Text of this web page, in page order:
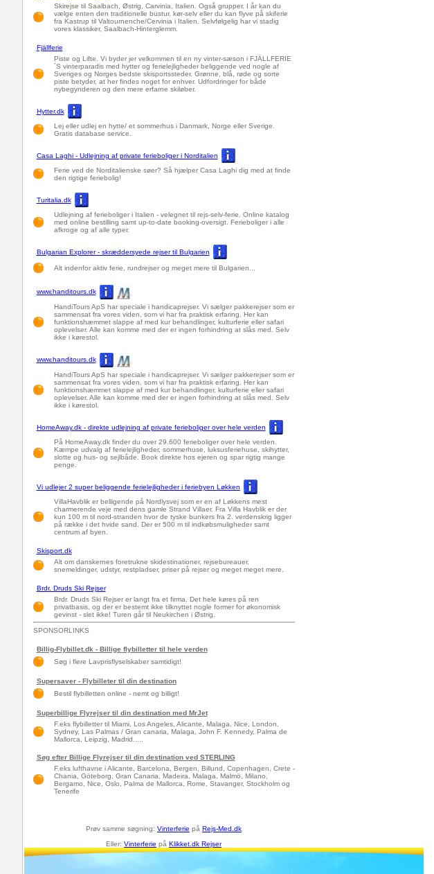
Skirejse til Saalbach, Østrig, Carvinia, Italien. Også grupper. I år kan du
vælge enten den traditionelle bustur, kør-selv eller du kan flyve på skiferie
fra Kastrup til Valtournenche/Cervinia i Italien. Selvfølgelig har vi stadig
vores klassiker, Saalbach-Hinterglemm.
Fjällferie
Piste og Lifte. Vi byder jer velkommen til en ny vinter-sæson i FJÄLLFERIE
´S vinterparadis med hytter og ferielejligheder beliggende ved nogle af
Sveriges og Norges bedste skisportssteder. Grønne, blå, røde og sorte
piste betyder, at her findes noget for enhver. Udfordringer for både
nybegynderen og den mere erfarne skiløber.
Hytter.dk
Lej eller udlej en hytte/ et sommerhus i Danmark, Norge eller Sverige.
Gratis database service.
Casa Laghi - Udlejning af private ferieboliger i Norditalien
Ferie ved de Norditalienske søer? Så hjælper Casa Laghi dig med at finde
den rigtige feriebolig!
Turitalia.dk
Udlejning af ferieboliger i Italien - velegnet til rejs-selv-ferie. Online katalog
med online bestilling samt up-to-date booking-oversigt. Ferieboliger i alle
afkroge og af alle typer.
Bulgarian Explorer - skræddersyede rejser til Bulgarien
Alt indenfor aktiv ferie, rundrejser og meget mere til Bulgarien...
www.handitours.dk
HandiTours ApS har speciale i handicaprejser. Vi sælger pakkerejser som er
sammensat fra vores viden, som vi har fra praktisk erfaring. Her kan
funktionshæmmet slappe af med kur behandlinger, kulturferie eller safari
oplevelser. Alle kan komme med der er ingen forhindring at slås med. Selv
ikke i kørestol.
www.handitours.dk
HandiTours ApS har speciale i handicaprejser. Vi sælger pakkerejser som er
sammensat fra vores viden, som vi har fra praktisk erfaring. Her kan
funktionshæmmet slappe af med kur behandlinger, kulturferie eller safari
oplevelser. Alle kan komme med der er ingen forhindring at slås med. Selv
ikke i kørestol.
HomeAway.dk - direkte udlejning af private ferieboliger over hele verden
På HomeAway.dk finder du over 29.600 ferieboliger over hele verden.
Kæmpe udvalg af ferielejligheder, sommerhuse, luksusferiehuse, skihytter,
slotte og hus- og sejlbåde. Book direkte hos ejeren og spar rigtig mange
penge.
Vi udlejer 2 super beliggende ferielejligheder i feriebyen Løkken
VillaHavblik er belligende på Nordlysvej som er en af Løkkens mest
charmerende veje med dens gamle Strand Villaer. Fra Villa Havblik er der
kun 100 m til nord-stranden hvor de tyske bunkers fra 2. verdenskrig ligger
på række i det hvide sand. Der er 500 m til indkøbsmuligheder samt
centrum af byen.
Skisport.dk
Alt om danskernes foretrukne skidestinationer, rejsebureauer,
snemeldinger, udstyr, restpladser, priser på rejser og meget meget mere.
Brdr. Druds Ski Rejser
Brdr. Druds Ski Rejser er langt fra et firma. Det hele køres på ren
privatbasis, og der er bestemt ikke tilknyttet nogle former for økonomisk
gevinst - slet ikke! Turen går til Neukirchen i Østrig.
SPONSORLINKS
Billig-Flybillet.dk - Billige flybilletter til hele verden
Søg i flere Lavprisflyselskaber samtidigt!
Supersaver - Flybilleter til din destination
Bestil flybilletten online - nemt og billigt!
Superbillige Flyrejser til din destination med MrJet
F.eks flybilletter til Miami, Los Angeles, Alicante, Malaga, Nice, London,
Sydney, Las Palmas / Gran canaria, Malaga, John F. Kennedy, Palma de
Mallorca, Leipzig, Madrid.....
Søg efter Billige Flyrejser til din destination ved STERLING
F.eks lufthavne i Alicante, Barcelona, Bergen, Billund, Copenhagen, Crete -
Chania, Göteborg, Gran Canaria, Madeira, Malaga, Malmö, Milano,
Bergamo, Nice, Oslo, Palma de Mallorca, Rome, Stavanger, Stockholm og
Tenerife
Prøv samme søgning: Vinterferie på Rejs-Med.dk
Eller: Vinterferie på Klikket.dk Rejser